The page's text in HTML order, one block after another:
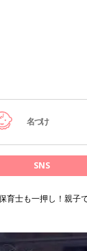
名づけ
SNS
育士も一押し！親子